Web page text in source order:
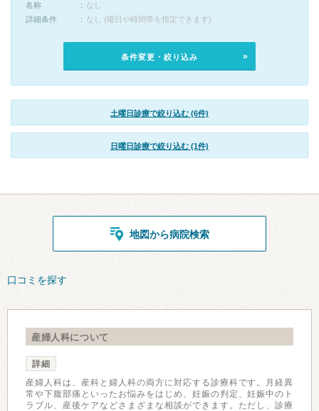
名称
なし
詳細条件
なし (曜日や時間帯を指定できます)
条件変更・絞り込み
土曜日診療で絞り込む (6件)
日曜日診療で絞り込む (1件)
地図から病院検索
口コミを探す
産婦人科について
詳細
産婦人科は、産科と婦人科の両方に対応する診療科です。月経異
常や下腹部痛といったお悩みをはじめ、妊娠の判定、妊娠中のト
ラブル、産後ケアなどさまざまな相談ができます。ただし、診療